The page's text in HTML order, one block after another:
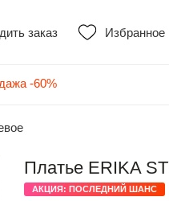
заказ Избранное
-60%
Платье ERIKA
АКЦИЯ: ПОСЛЕДНИЙ ШАНС